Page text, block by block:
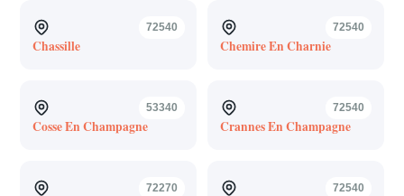
72540
Chassille
72540
Chemire En Charnie
53340
Cosse En Champagne
72540
Crannes En Champagne
72270 72540